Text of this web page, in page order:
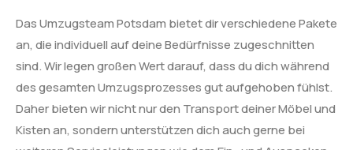
Das Umzugsteam Potsdam bietet dir verschiedene Pakete
an, die individuell auf deine Bedürfnisse zugeschnitten
sind. Wir legen großen Wert darauf, dass du dich während
des gesamten Umzugsprozesses gut aufgehoben fühlst.
Daher bieten wir nicht nur den Transport deiner Möbel und
Kisten an, sondern unterstützen dich auch gerne bei